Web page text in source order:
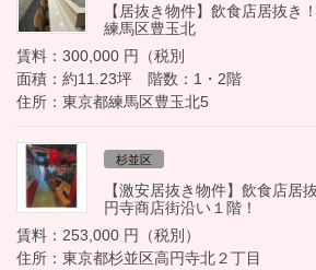
【居抜き物件】飲食店居抜き
練馬区豊玉北
賃料：300,000 円（税別
面積：約11.23坪 階数：1・2階
住所：東京都練馬区豊玉北5
杉並区
【激安居抜き物件】飲食店居
円寺商店街沿い１階！
賃料：253,000 円（税別）
住所：東京都杉並区高円寺北２丁目